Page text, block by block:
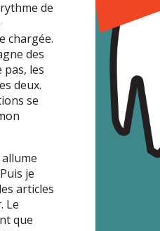
de
chargée.
des
pas, les
deux.
se
je
articles
Le
que